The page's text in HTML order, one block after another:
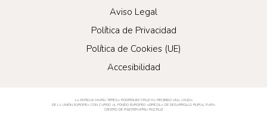
Aviso Legal
Política de Privacidad
Política de Cookies (UE)
Accesibilidad
LA ENTIDAD MARÍA TERESA RODRÍGUEZ CRUZ HA RECIBIDO UNA AYUDA
DE LA UNIÓN EUROPEA CON CARGO AL FONDO EUROPEO AGRÍCOLA DE DESARROLLO RURAL PARA
CENTRO DE FISIOTERAPRIA ROCRUZ.